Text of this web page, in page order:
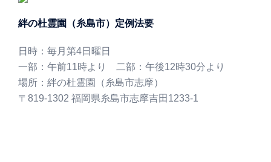
絆の杜霊園（糸島市）定例法要
日時：毎月第4日曜日
一部：午前11時より 二部：午後12時30分より
場所：絆の杜霊園（糸島市志摩）
〒819-1302 福岡県糸島市志摩吉田1233-1